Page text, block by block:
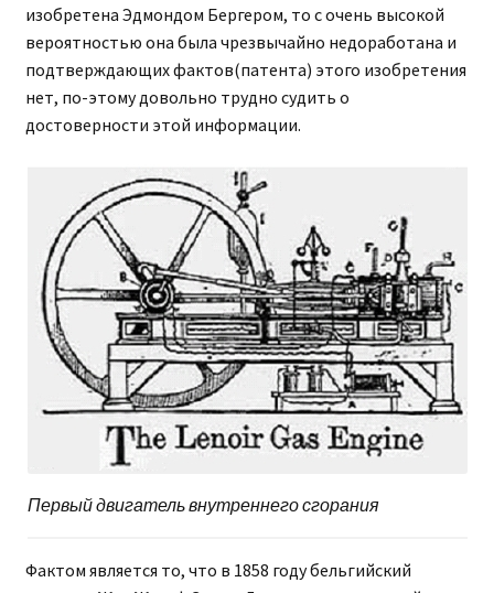
изобретена Эдмондом Бергером, то с очень высокой
вероятностью она была чрезвычайно недоработана и
подтверждающих фактов(патента) этого изобретения
нет, по-этому довольно трудно судить о
достоверности этой информации.
Первый двигатель внутреннего сгорания
Фактом является то, что в 1858 году бельгийский